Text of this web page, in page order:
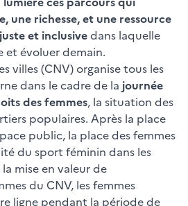
une richesse, et une ressource
et inclusivedans laquelle
et évoluer demain.
villes (CNV) organise tous les
dans le cadre de la journée
des femmes, la situation des
populaires. Après la place
public, la place des femmes
du sport féminin dans les
mise en valeur de
du CNV, les femmes
ligne pendant la période de